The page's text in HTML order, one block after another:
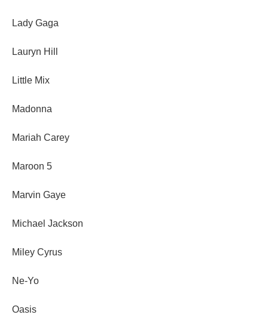
Lady Gaga
Lauryn Hill
Little Mix
Madonna
Mariah Carey
Maroon 5
Marvin Gaye
Michael Jackson
Miley Cyrus
Ne-Yo
Oasis